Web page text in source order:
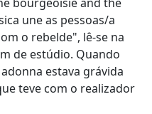
une as pessoas/a
o rebelde", lê-se na
de estúdio. Quando
estava grávida
teve com o realizador